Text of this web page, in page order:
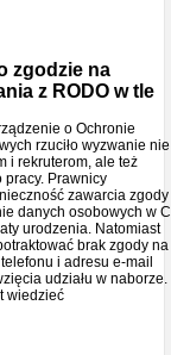
zgodzie na
z RODO w tle
o Ochronie
rzuciło wyzwanie nie
i rekruterom, ale też
pracy. Prawnicy
zawarcia zgody
danych osobowych w
urodzenia. Natomiast
brak zgody na
i adresu e-mail
udziału w naborze.
wiedzieć